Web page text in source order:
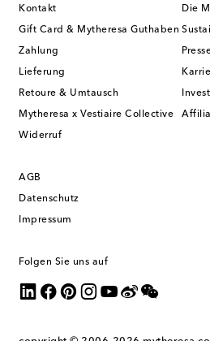
Kontakt
Gift Card & Mytheresa Guthaben
Zahlung
Lieferung
Retoure & Umtausch
Mytheresa x Vestiaire Collective
Widerruf
Die
AGB
Datenschutz
Impressum
Folgen Sie uns auf